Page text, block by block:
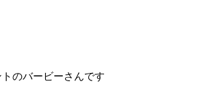
のバービーさんです